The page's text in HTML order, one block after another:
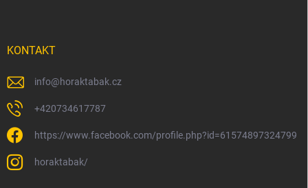
KONTAKT
info@horaktabak.cz
+420734617787
https://www.facebook.com/profile.php?id=61574897324799
horaktabak/